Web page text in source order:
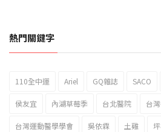
2023新北市北海岸國際風箏節「
熱門關鍵字
110全中運 Ariel GQ雜誌 SACO
侯友宜 內湖草莓季 台北醫院 台
台灣運動醫學學會 吳依霖 土雞